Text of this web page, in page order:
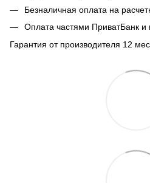
Безналичная оплата на
Оплата частями ПриватБанк и
Гарантия от производителя 12